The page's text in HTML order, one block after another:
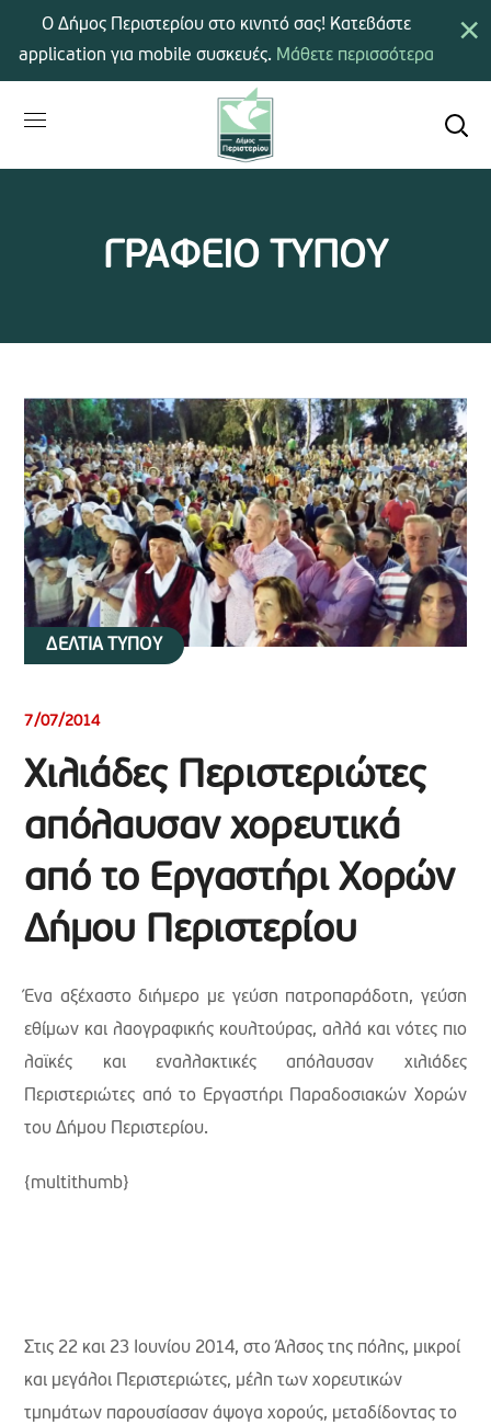
ΓΡΑΦΕΙΟ ΤΥΠΟΥ
ΔΕΛΤΙΑ ΤΥΠΟΥ
7/07/2014
Χιλιάδες Περιστεριώτες
απόλαυσαν χορευτικά
από το Εργαστήρι Χορών
Δήμου Περιστερίου
Ένα αξέχαστο διήμερο με γεύση πατροπαράδοτη, γεύση
εθίμων και λαογραφικής κουλτούρας, αλλά και νότες πιο
λαϊκές και εναλλακτικές απόλαυσαν χιλιάδες
Περιστεριώτες από το Εργαστήρι Παραδοσιακών Χορών
του Δήμου Περιστερίου.
{multithumb}
Στις 22 και 23 Ιουνίου 2014, στο Άλσος της πόλης, μικροί
και μεγάλοι Περιστεριώτες, μέλη των χορευτικών
τμημάτων παρουσίασαν άψογα χορούς, μεταδίδοντας το
×
Ο Δήμος Περιστερίου στο κινητό σας! Κατεβάστε
application για mobile συσκευές. Μάθετε περισσότερα